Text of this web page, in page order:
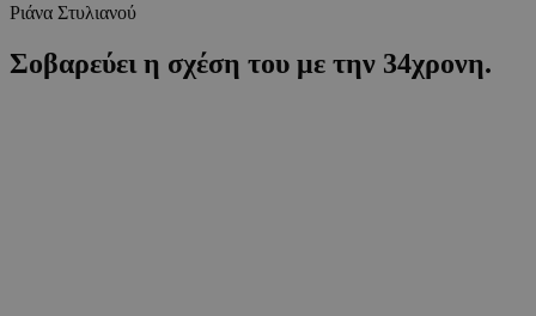
Ριάνα Στυλιανού
Σοβαρεύει η σχέση του με την 34χρονη.